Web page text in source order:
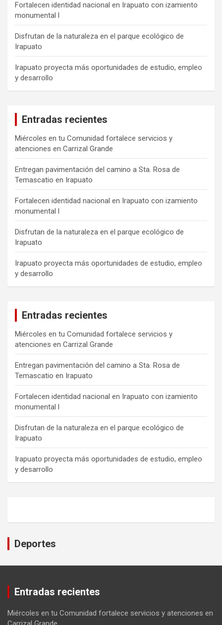
Fortalecen identidad nacional en Irapuato con izamiento
monumental l
Disfrutan de la naturaleza en el parque ecológico de
Irapuato
Irapuato proyecta más oportunidades de estudio, empleo
y desarrollo
Entradas recientes
Miércoles en tu Comunidad fortalece servicios y
atenciones en Carrizal Grande
Entregan pavimentación del camino a Sta. Rosa de
Temascatio en Irapuato
Fortalecen identidad nacional en Irapuato con izamiento
monumental l
Disfrutan de la naturaleza en el parque ecológico de
Irapuato
Irapuato proyecta más oportunidades de estudio, empleo
y desarrollo
Entradas recientes
Miércoles en tu Comunidad fortalece servicios y
atenciones en Carrizal Grande
Entregan pavimentación del camino a Sta. Rosa de
Temascatio en Irapuato
Fortalecen identidad nacional en Irapuato con izamiento
monumental l
Disfrutan de la naturaleza en el parque ecológico de
Irapuato
Irapuato proyecta más oportunidades de estudio, empleo
y desarrollo
Deportes
Entradas recientes
Miércoles en tu Comunidad fortalece servicios y atenciones en